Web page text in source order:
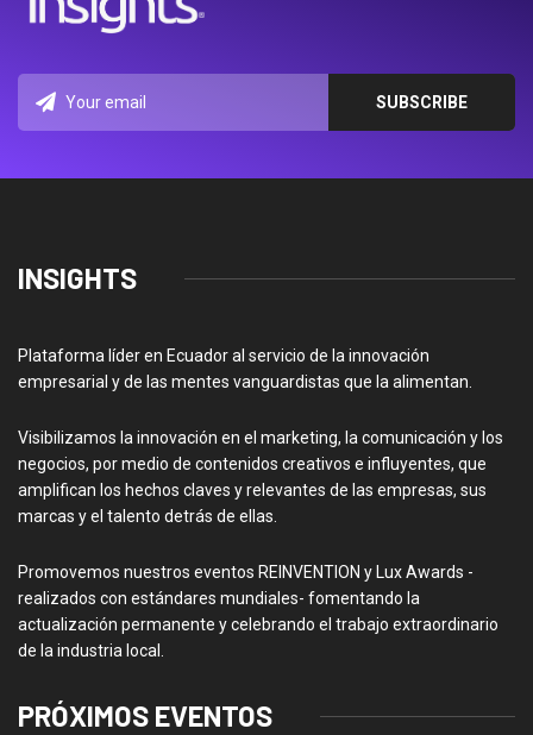
INSIGHTS
Plataforma líder en Ecuador al servicio de la innovación
empresarial y de las mentes vanguardistas que la alimentan.
Visibilizamos la innovación en el marketing, la comunicación y los
negocios, por medio de contenidos creativos e influyentes, que
amplifican los hechos claves y relevantes de las empresas, sus
marcas y el talento detrás de ellas.
Promovemos nuestros eventos REINVENTION y Lux Awards -
realizados con estándares mundiales- fomentando la
actualización permanente y celebrando el trabajo extraordinario
de la industria local.
PRÓXIMOS EVENTOS